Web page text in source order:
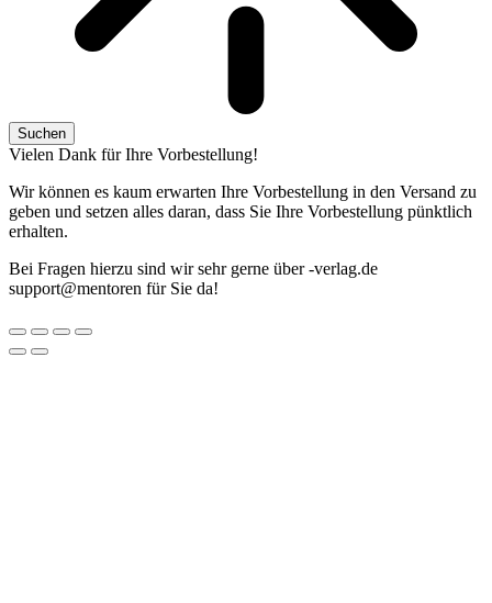
Suchen
Vielen Dank für Ihre Vorbestellung!
Wir können es kaum erwarten Ihre Vorbestellung in den Versand zu
geben und setzen alles daran, dass Sie Ihre Vorbestellung pünktlich
erhalten.
Bei Fragen hierzu sind wir sehr gerne übered.galrev-
nerotnem
@troppus für Sie da!